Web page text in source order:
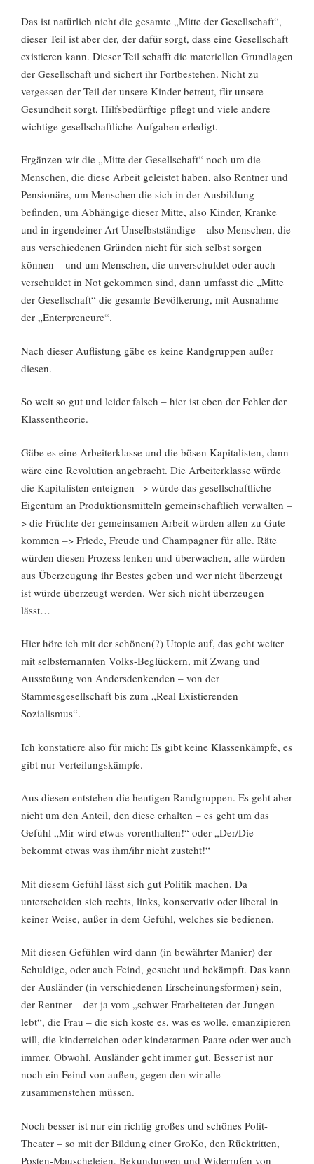
Das ist natürlich nicht die gesamte „Mitte der Gesellschaft“,
dieser Teil ist aber der, der dafür sorgt, dass eine Gesellschaft
existieren kann. Dieser Teil schafft die materiellen Grundlagen
der Gesellschaft und sichert ihr Fortbestehen. Nicht zu
vergessen der Teil der unsere Kinder betreut, für unsere
Gesundheit sorgt, Hilfsbedürftige pflegt und viele andere
wichtige gesellschaftliche Aufgaben erledigt.
Ergänzen wir die „Mitte der Gesellschaft“ noch um die
Menschen, die diese Arbeit geleistet haben, also Rentner und
Pensionäre, um Menschen die sich in der Ausbildung
befinden, um Abhängige dieser Mitte, also Kinder, Kranke
und in irgendeiner Art Unselbstständige – also Menschen, die
aus verschiedenen Gründen nicht für sich selbst sorgen
können – und um Menschen, die unverschuldet oder auch
verschuldet in Not gekommen sind, dann umfasst die „Mitte
der Gesellschaft“ die gesamte Bevölkerung, mit Ausnahme
der „Enterpreneure“.
Nach dieser Auflistung gäbe es keine Randgruppen außer
diesen.
So weit so gut und leider falsch – hier ist eben der Fehler der
Klassentheorie.
Gäbe es eine Arbeiterklasse und die bösen Kapitalisten, dann
wäre eine Revolution angebracht. Die Arbeiterklasse würde
die Kapitalisten enteignen –> würde das gesellschaftliche
Eigentum an Produktionsmitteln gemeinschaftlich verwalten –
> die Früchte der gemeinsamen Arbeit würden allen zu Gute
kommen –> Friede, Freude und Champagner für alle. Räte
würden diesen Prozess lenken und überwachen, alle würden
aus Überzeugung ihr Bestes geben und wer nicht überzeugt
ist würde überzeugt werden. Wer sich nicht überzeugen
lässt…
Hier höre ich mit der schönen(?) Utopie auf, das geht weiter
mit selbsternannten Volks-Beglückern, mit Zwang und
Ausstoßung von Andersdenkenden – von der
Stammesgesellschaft bis zum „Real Existierenden
Sozialismus“.
Ich konstatiere also für mich: Es gibt keine Klassenkämpfe, es
gibt nur Verteilungskämpfe.
Aus diesen entstehen die heutigen Randgruppen. Es geht aber
nicht um den Anteil, den diese erhalten – es geht um das
Gefühl „Mir wird etwas vorenthalten!“ oder „Der/Die
bekommt etwas was ihm/ihr nicht zusteht!“
Mit diesem Gefühl lässt sich gut Politik machen. Da
unterscheiden sich rechts, links, konservativ oder liberal in
keiner Weise, außer in dem Gefühl, welches sie bedienen.
Mit diesen Gefühlen wird dann (in bewährter Manier) der
Schuldige, oder auch Feind, gesucht und bekämpft. Das kann
der Ausländer (in verschiedenen Erscheinungsformen) sein,
der Rentner – der ja vom „schwer Erarbeiteten der Jungen
lebt“, die Frau – die sich koste es, was es wolle, emanzipieren
will, die kinderreichen oder kinderarmen Paare oder wer auch
immer. Obwohl, Ausländer geht immer gut. Besser ist nur
noch ein Feind von außen, gegen den wir alle
zusammenstehen müssen.
Noch besser ist nur ein richtig großes und schönes Polit-
Theater – so mit der Bildung einer GroKo, den Rücktritten,
Posten-Mauscheleien, Bekundungen und Widerrufen von